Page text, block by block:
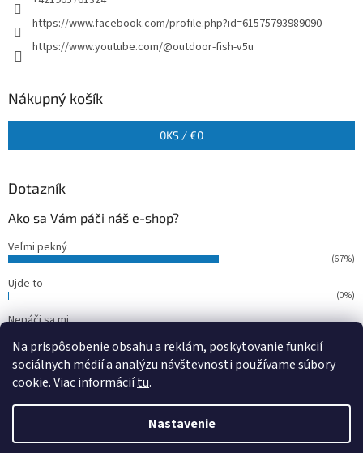
Na prispôsobenie obsahu a reklám, poskytovanie funkcií
sociálnych médií a analýzu návštevnosti používame súbory
cookie. Viac informáciítu.
Nastavenie
https://www.facebook.com/profile.php?id=61575793989090
https://www.youtube.com/@outdoor-fish-v5u
Nákupný košík
0KS /€0
Dotazník
Ako sa Vám páči náš e-shop?
Veľmi pekný
(67%)
Ujde to
(0%)
Nepáči sa mi
Počet hlasov: 15